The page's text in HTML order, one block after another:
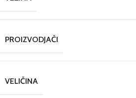
PROIZVODJAČI
VELIČINA